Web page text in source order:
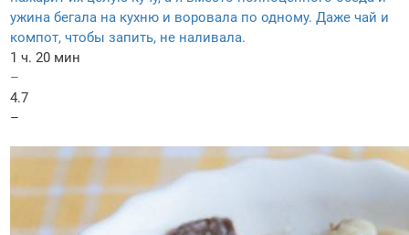
ужина бегала на кухню и воровала по одному. Даже чай и
компот, чтобы запить, не наливала.
1 ч. 20 мин
–
4.7
–